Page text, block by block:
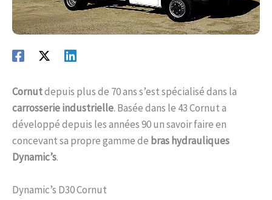
Cornutdepuis plus de 70 ans s’est spécialisé dans la
carrosserie industrielle. Basée dans le 43 Cornut a
développé depuis les années 90 un savoir faire en
concevant sa propre gamme de bras hydrauliques
Dynamic’s.
Dynamic’s D30 Cornut